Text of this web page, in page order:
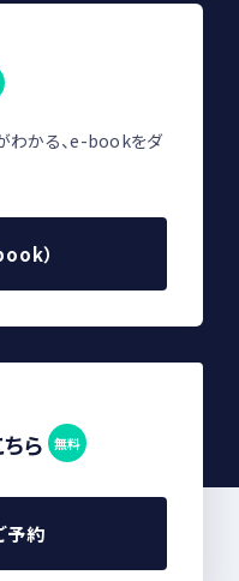
わかる、e-bookをダ
）
ら 無料
予約